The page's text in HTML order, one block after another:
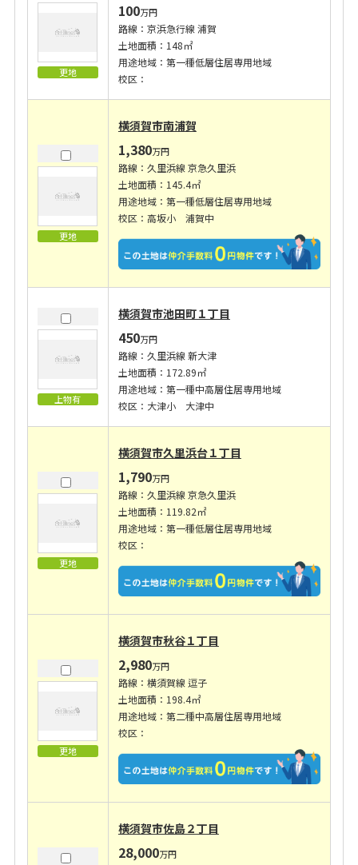
更地
100万円
路線：京浜急行線 浦賀
土地面積：148㎡
用途地域：第一種低層住居専用地域
校区：
更地
横須賀市南浦賀
1,380万円
路線：久里浜線 京急久里浜
土地面積：145.4㎡
用途地域：第一種低層住居専用地域
校区：高坂小 浦賀中
上物有
横須賀市池田町１丁目
450万円
路線：久里浜線 新大津
土地面積：172.89㎡
用途地域：第一種中高層住居専用地域
校区：大津小 大津中
更地
横須賀市久里浜台１丁目
1,790万円
路線：久里浜線 京急久里浜
土地面積：119.82㎡
用途地域：第一種低層住居専用地域
校区：
更地
横須賀市秋谷１丁目
2,980万円
路線：横須賀線 逗子
土地面積：198.4㎡
用途地域：第二種中高層住居専用地域
校区：
横須賀市佐島２丁目
28,000万円